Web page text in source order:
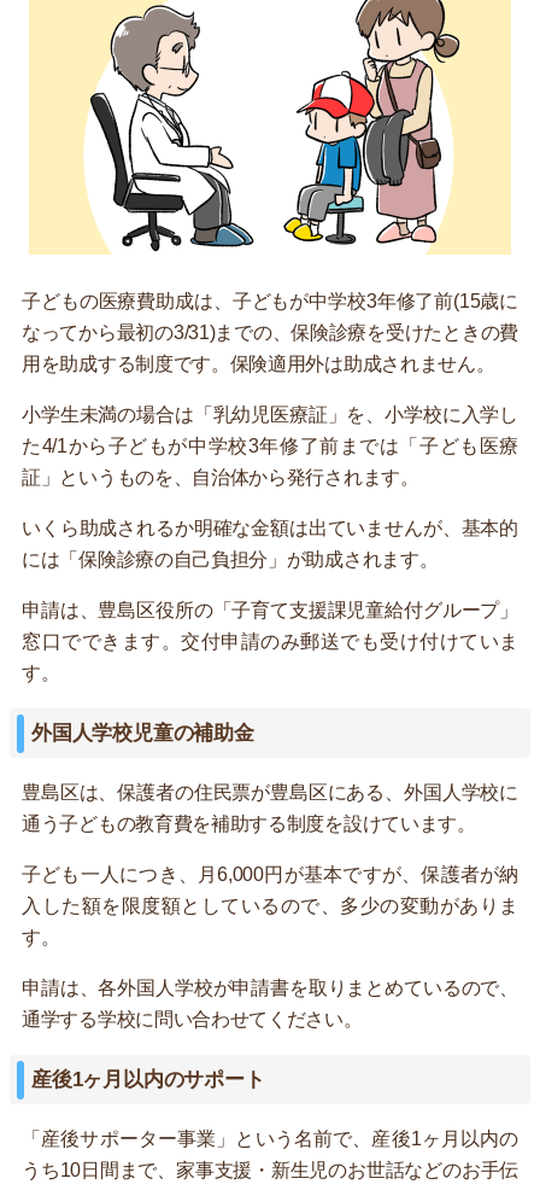
子どもの医療費助成は、子どもが中学校3年修了前(15歳に
なってから最初の3/31)までの、保険診療を受けたときの費
用を助成する制度です。保険適用外は助成されません。
小学生未満の場合は「乳幼児医療証」を、小学校に入学し
た4/1から子どもが中学校3年修了前までは「子ども医療
証」というものを、自治体から発行されます。
いくら助成されるか明確な金額は出ていませんが、基本的
には「保険診療の自己負担分」が助成されます。
申請は、豊島区役所の「子育て支援課児童給付グループ」
窓口でできます。交付申請のみ郵送でも受け付けていま
す。
外国人学校児童の補助金
豊島区は、保護者の住民票が豊島区にある、外国人学校に
通う子どもの教育費を補助する制度を設けています。
子ども一人につき、月6,000円が基本ですが、保護者が納
入した額を限度額としているので、多少の変動がありま
す。
申請は、各外国人学校が申請書を取りまとめているので、
通学する学校に問い合わせてください。
産後1ヶ月以内のサポート
「産後サポーター事業」という名前で、産後1ヶ月以内の
うち10日間まで、家事支援・新生児のお世話などのお手伝